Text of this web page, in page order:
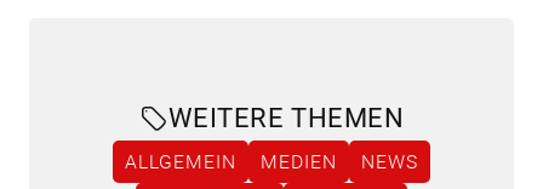
WEITERE THEMEN
ALLGEMEIN MEDIEN
NEWS